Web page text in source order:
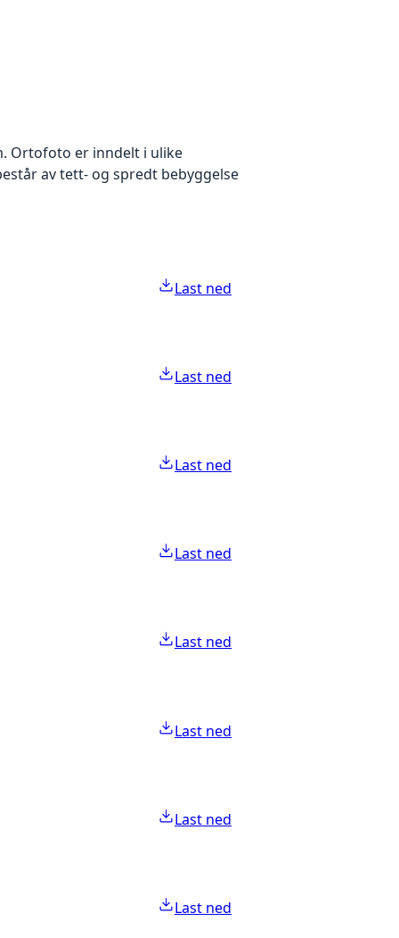
Ortofoto er inndelt i ulike
av tett- og spredt bebyggelse
Last ned
Last ned
Last ned
Last ned
Last ned
Last ned
Last ned
Last ned